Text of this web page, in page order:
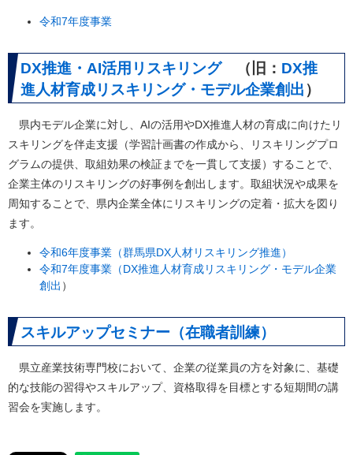
令和7年度事業
DX推進・AI活用リスキリング（旧： DX推
進人材育成リスキリング・モデル企業創出 ）
県内モデル企業に対し、AIの活用やDX推進人材の育成に向けたリ
スキリングを伴走支援（学習計画書の作成から、リスキリングプロ
グラムの提供、取組効果の検証までを一貫して支援）することで、
企業主体のリスキリングの好事例を創出します。取組状況や成果を
周知することで、県内企業全体にリスキリングの定着・拡大を図り
ます。
令和6年度事業（群馬県DX人材リスキリング推進）
令和7年度事業（DX推進人材育成リスキリング・モデル企業
創出 ）
スキルアップセミナー（在職者訓練）
県立産業技術専門校において、企業の従業員の方を対象に、基礎
的な技能の習得やスキルアップ、資格取得を目標とする短期間の講
習会を実施します。